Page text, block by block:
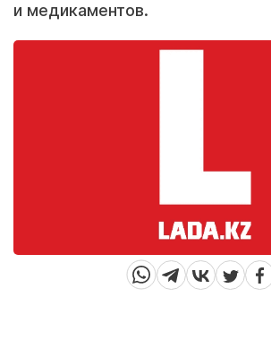
и медикаментов.